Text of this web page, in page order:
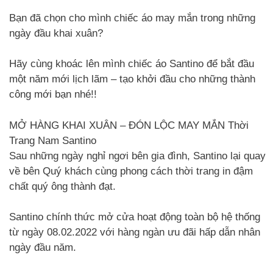
Bạn đã chọn cho mình chiếc áo may mắn trong những
ngày đầu khai xuân?
Hãy cùng khoác lên mình chiếc áo Santino để bắt đầu
một năm mới lịch lãm – tạo khởi đầu cho những thành
công mới bạn nhé!!
MỞ HÀNG KHAI XUÂN – ĐÓN LỘC MAY MẮN Thời
Trang Nam Santino
Sau những ngày nghỉ ngơi bên gia đình, Santino lại quay
về bên Quý khách cùng phong cách thời trang in đậm
chất quý ông thành đạt.
Santino chính thức mở cửa hoạt động toàn bộ hệ thống
từ ngày 08.02.2022 với hàng ngàn ưu đãi hấp dẫn nhân
ngày đầu năm.